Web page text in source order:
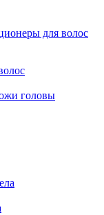
для волос
головы